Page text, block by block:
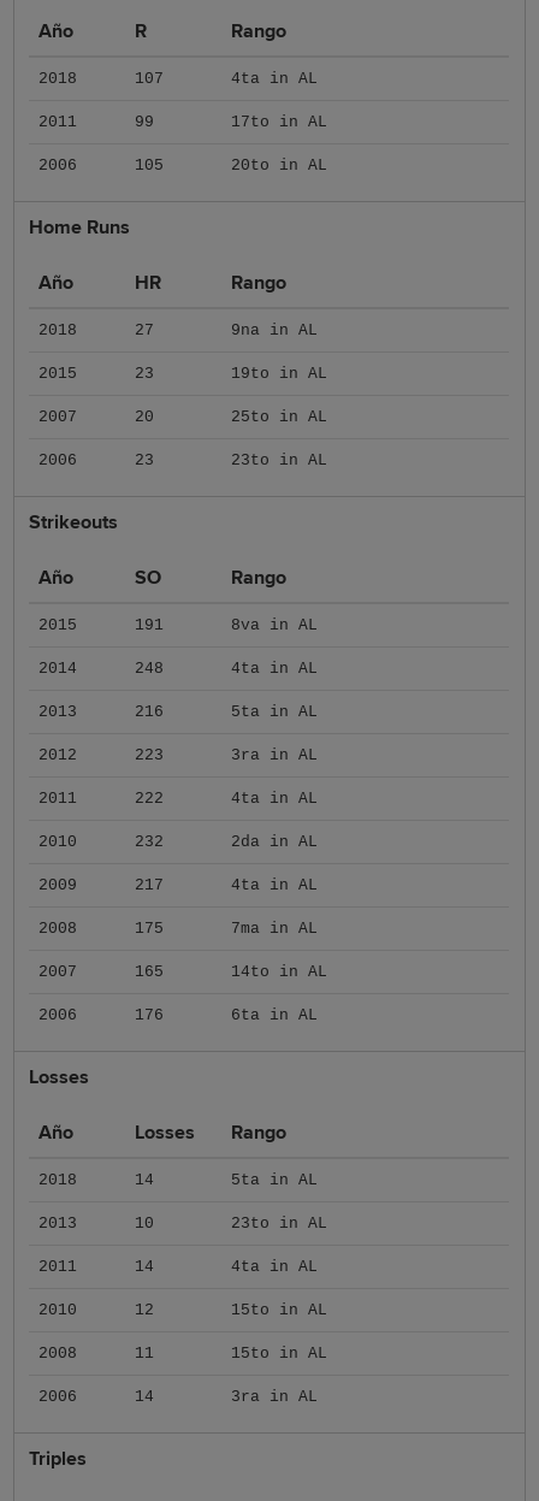
Año R Rango
2018 107 4ta in AL
2011 99 17to in AL
2006 105 20to in AL
Home Runs
Año HR Rango
2018 27 9na in AL
2015 23 19to in AL
2007 20 25to in AL
2006 23 23to in AL
Strikeouts
Año SO Rango
2015 191 8va in AL
2014 248 4ta in AL
2013 216 5ta in AL
2012 223 3ra in AL
2011 222 4ta in AL
2010 232 2da in AL
2009 217 4ta in AL
2008 175 7ma in AL
2007 165 14to in AL
2006 176 6ta in AL
Losses
Año Losses Rango
2018 14 5ta in AL
2013 10 23to in AL
2011 14 4ta in AL
2010 12 15to in AL
2008 11 15to in AL
2006 14 3ra in AL
Triples